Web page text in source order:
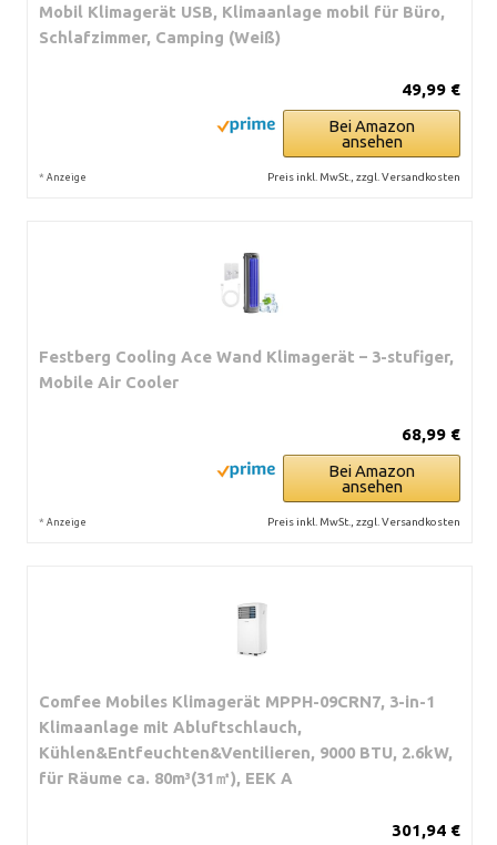
Mobil Klimagerät USB, Klimaanlage mobil für Büro,
Schlafzimmer, Camping (Weiß)
49,99 €
Bei Amazon
ansehen
* Anzeige Preis inkl. MwSt., zzgl. Versandkosten
Festberg Cooling Ace Wand Klimagerät – 3-stufiger,
Mobile Air Cooler
68,99 €
Bei Amazon
ansehen
* Anzeige Preis inkl. MwSt., zzgl. Versandkosten
Comfee Mobiles Klimagerät MPPH-09CRN7, 3-in-1
Klimaanlage mit Abluftschlauch,
Kühlen&Entfeuchten&Ventilieren, 9000 BTU, 2.6kW,
für Räume ca. 80m³(31㎡), EEK A
301,94 €